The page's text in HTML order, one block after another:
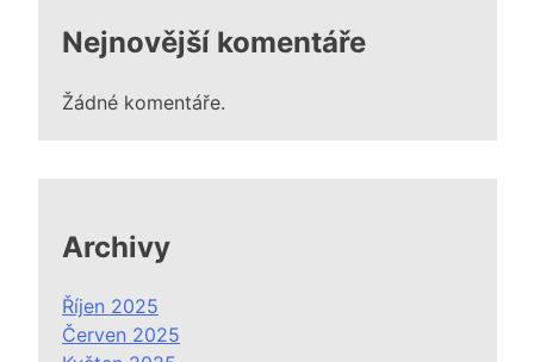
Nejnovější komentáře
Žádné komentáře.
Archivy
Říjen 2025
Červen 2025